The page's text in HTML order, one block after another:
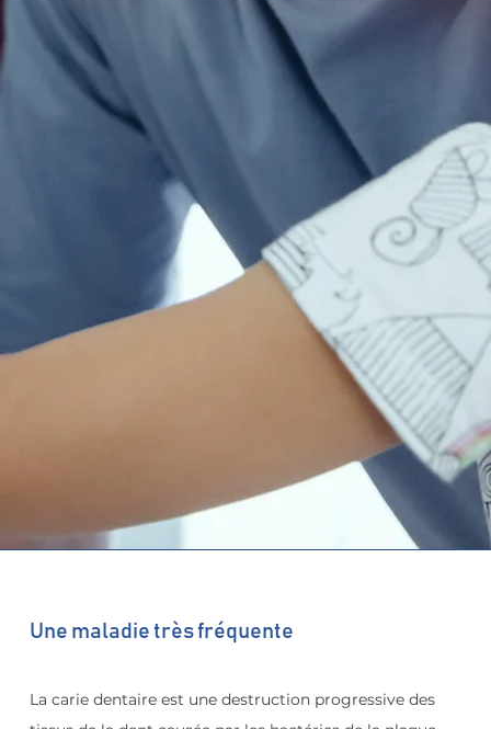
Une maladie très fréquente
La carie dentaire est une destruction progressive des